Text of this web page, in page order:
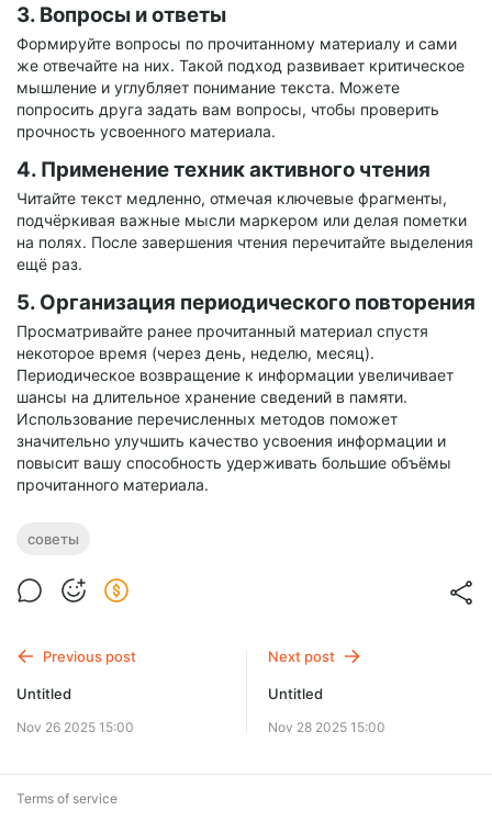
3. Вопросы и ответы
Формируйте вопросы по прочитанному материалу и сами
же отвечайте на них. Такой подход развивает критическое
мышление и углубляет понимание текста. Можете
попросить друга задать вам вопросы, чтобы проверить
прочность усвоенного материала.
4. Применение техник активного чтения
Читайте текст медленно, отмечая ключевые фрагменты,
подчёркивая важные мысли маркером или делая пометки
на полях. После завершения чтения перечитайте выделения
ещё раз.
5. Организация периодического повторения
Просматривайте ранее прочитанный материал спустя
некоторое время (через день, неделю, месяц).
Периодическое возвращение к информации увеличивает
шансы на длительное хранение сведений в памяти.
Использование перечисленных методов поможет
значительно улучшить качество усвоения информации и
повысит вашу способность удерживать большие объёмы
прочитанного материала.
советы
Previous post
Untitled
Nov 26 2025 15:00
Next post
Untitled
Nov 28 2025 15:00
Terms of service